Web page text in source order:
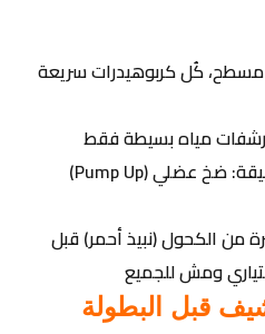
كُل كربوهيدرات سريعة
مياه بسيطة فقط
قبل الصعود للمسرح بـ 20-30 دقيقة: ضخ عضلي (Pump Up)
من الكحول (نبيذ أحمر) قبل
ومش للجميع
قبل البطولة